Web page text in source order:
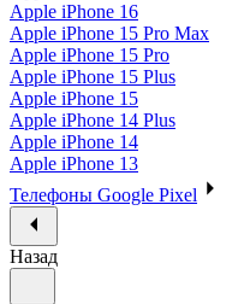
Apple iPhone 16
Apple iPhone 15 Pro Max
Apple iPhone 15 Pro
Apple iPhone 15 Plus
Apple iPhone 15
Apple iPhone 14 Plus
Apple iPhone 14
Apple iPhone 13
Телефоны Google Pixel
Назад